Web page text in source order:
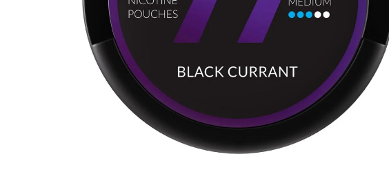
VENIX PRO CAPPUCINO-X
79 Kč
Původně:
LIO POD SUMMER
59 Kč
Původně: 99 Kč